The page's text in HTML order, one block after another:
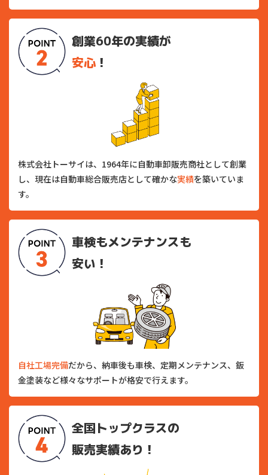
創業60年の実績が
安心 ！
株式会社トーサイは、1964年に自動車卸販売商社として創業
し、現在は自動車総合販売店として確かな実績を築いていま
す。
車検もメンテナンスも
安い！
自社工場完備だから、納車後も車検、定期メンテナンス、鈑
金塗装など様々なサポートが格安で行えます。
全国トップクラスの
販売実績あり！